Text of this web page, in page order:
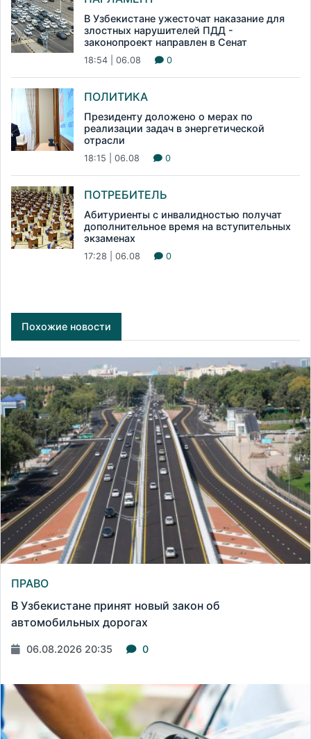
В Узбекистане ужесточат наказание для
злостных нарушителей ПДД -
законопроект направлен в Сенат
18:54 | 06.08 0
ПОЛИТИКА
Президенту доложено о мерах по
реализации задач в энергетической
отрасли
18:15 | 06.08 0
ПОТРЕБИТЕЛЬ
Абитуриенты с инвалидностью получат
дополнительное время на вступительных
экзаменах
17:28 | 06.08 0
Похожие новости
ПРАВО
В Узбекистане принят новый закон об
автомобильных дорогах
06.08.2026 20:35 0